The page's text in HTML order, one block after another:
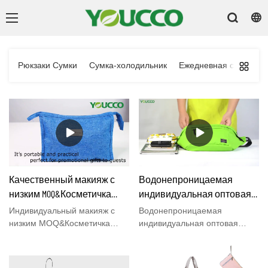
Рюкзаки Сумки Сумка-холодильник Ежедневная сумка
Качественный макияж с
низким MOQ&Косметичка
оптом для всех
Производитель | ЮККО
Индивидуальный макияж с
низким MOQ&Косметичка
на рынке имеет
Водонепроницаемая
индивидуальная оптовая
сумка-слинг, дизайн DS220612
Водонепроницаемая
индивидуальная оптовая
несмотря на небольшой
размер, обладает большой